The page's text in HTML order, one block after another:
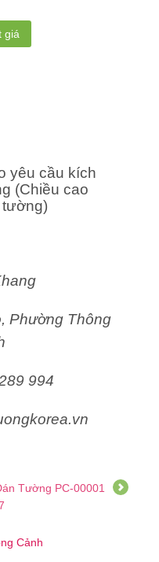
giá
yêu cầu kích
(Chiều cao
Phường Thông
994
Tường PC-00001
Cảnh